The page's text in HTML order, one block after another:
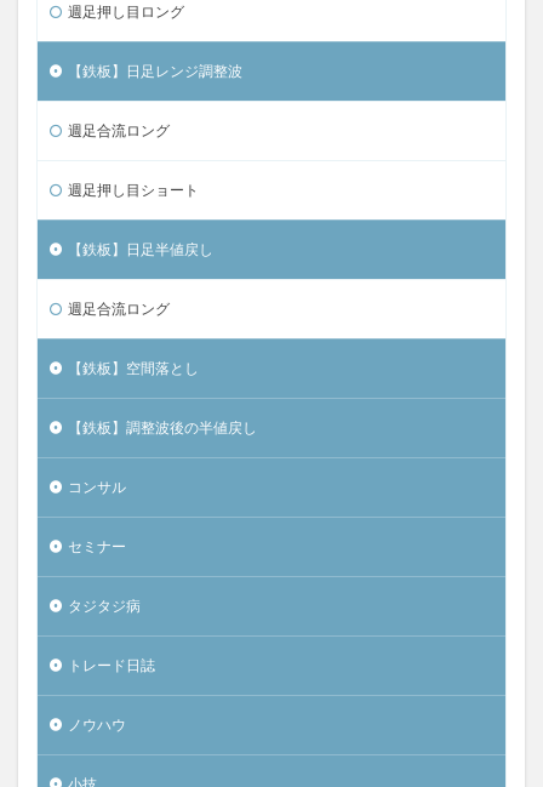
週足押し目ロング
【鉄板】日足レンジ調整波
週足合流ロング
週足押し目ショート
【鉄板】日足半値戻し
週足合流ロング
【鉄板】空間落とし
【鉄板】調整波後の半値戻し
コンサル
セミナー
タジタジ病
トレード日誌
ノウハウ